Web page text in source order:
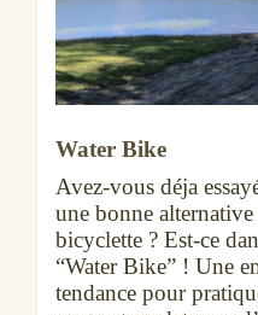
Water Bike
Avez-vous déja
une bonne
bicyclette ? Est-ce
“Water Bike” ! Une
tendance pour